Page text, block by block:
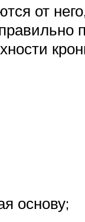
от
основу;